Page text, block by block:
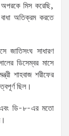
মিস করেছি,
অতিক্রম করতে
জাতিসংঘ সাধারণ
ডিসেম্বর মাসে
শাহবাজ শরীফের
ছিল।
এবং ডি-৮-এর মতো